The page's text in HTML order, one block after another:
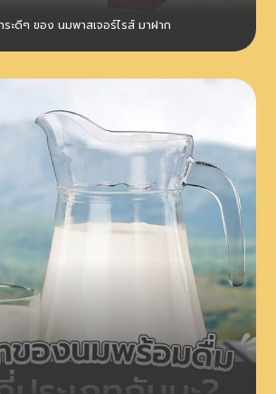
ระดีๆ ของ นมพาสเจอร์ไรส์ มาฝาก